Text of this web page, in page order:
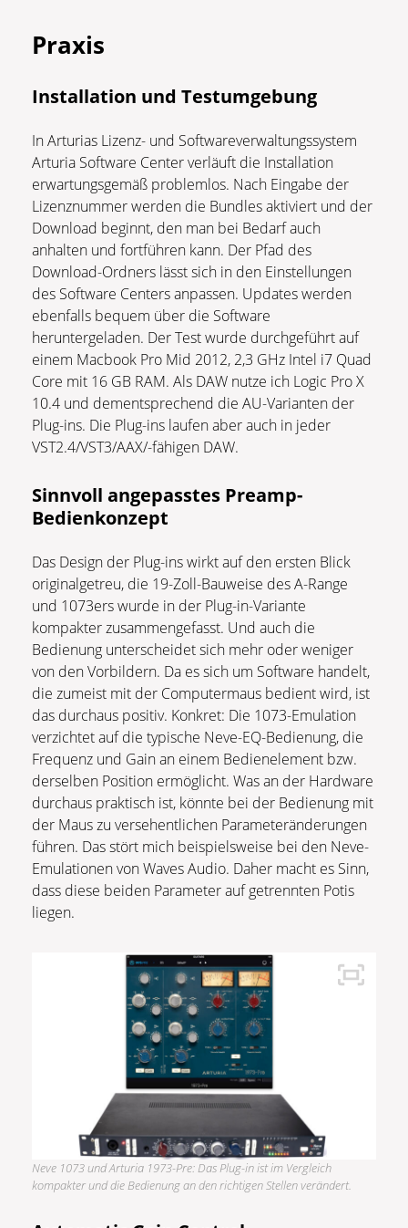
Praxis
Installation und Testumgebung
In Arturias Lizenz- und Softwareverwaltungssystem
Arturia Software Center verläuft die Installation
erwartungsgemäß problemlos. Nach Eingabe der
Lizenznummer werden die Bundles aktiviert und der
Download beginnt, den man bei Bedarf auch
anhalten und fortführen kann. Der Pfad des
Download-Ordners lässt sich in den Einstellungen
des Software Centers anpassen. Updates werden
ebenfalls bequem über die Software
heruntergeladen. Der Test wurde durchgeführt auf
einem Macbook Pro Mid 2012, 2,3 GHz Intel i7 Quad
Core mit 16 GB RAM. Als DAW nutze ich Logic Pro X
10.4 und dementsprechend die AU-Varianten der
Plug-ins. Die Plug-ins laufen aber auch in jeder
VST2.4/VST3/AAX/-fähigen DAW.
Sinnvoll angepasstes Preamp-
Bedienkonzept
Das Design der Plug-ins wirkt auf den ersten Blick
originalgetreu, die 19-Zoll-Bauweise des A-Range
und 1073ers wurde in der Plug-in-Variante
kompakter zusammengefasst. Und auch die
Bedienung unterscheidet sich mehr oder weniger
von den Vorbildern. Da es sich um Software handelt,
die zumeist mit der Computermaus bedient wird, ist
das durchaus positiv. Konkret: Die 1073-Emulation
verzichtet auf die typische Neve-EQ-Bedienung, die
Frequenz und Gain an einem Bedienelement bzw.
derselben Position ermöglicht. Was an der Hardware
durchaus praktisch ist, könnte bei der Bedienung mit
der Maus zu versehentlichen Parameteränderungen
führen. Das stört mich beispielsweise bei den Neve-
Emulationen von Waves Audio. Daher macht es Sinn,
dass diese beiden Parameter auf getrennten Potis
liegen.
Neve 1073 und Arturia 1973-Pre: Das Plug-in ist im Vergleich
kompakter und die Bedienung an den richtigen Stellen verändert.